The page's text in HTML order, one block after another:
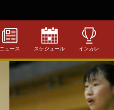
ニュース スケジュール インカレ